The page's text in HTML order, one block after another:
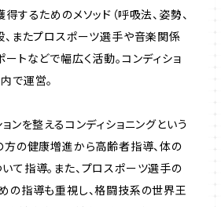
するためのメソッド（呼吸法、姿勢、
、またプロスポーツ選手や音楽関係
ートなどで幅広く活動。コンディショ
で運営。
ンを整えるコンディショニングという
方の健康増進から高齢者指導、体の
て指導。また、プロスポーツ選手の
の指導も重視し、格闘技系の世界王